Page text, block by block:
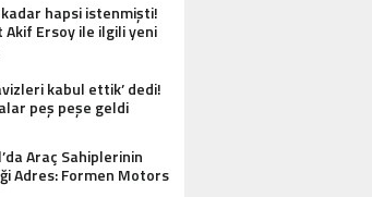
kadar hapsi istenmişti!
Akif Ersoy ile ilgili yeni
kabul ettik’ dedi!
peş peşe geldi
Araç Sahiplerinin
Adres: Formen Motors